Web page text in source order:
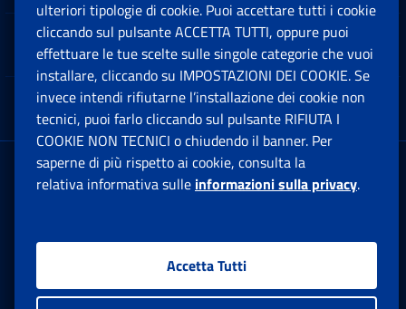
Note Legali
App mobile
Sede Legale : Via Ciro il Grande, 21
00144 Roma
ulteriori tipologie di cookie. Puoi accettare tutti i cookie
cliccando sul pulsante ACCETTA TUTTI, oppure puoi
effettuare le tue scelte sulle singole categorie che vuoi
installare, cliccando su IMPOSTAZIONI DEI COOKIE. Se
invece intendi rifiutarne l’installazione dei cookie non
tecnici, puoi farlo cliccando sul pulsante RIFIUTA I
COOKIE NON TECNICI o chiudendo il banner. Per
saperne di più rispetto ai cookie, consulta la
relativa informativa sulle informazioni sulla privacy.
Accetta Tutti